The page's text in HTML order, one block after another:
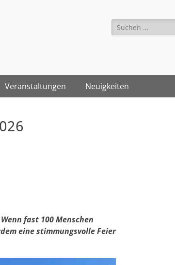
Suche
nach:
Veranstaltungen Neuigkeiten
Wenn fast 100 Menschen
eine stimmungsvolle Feier